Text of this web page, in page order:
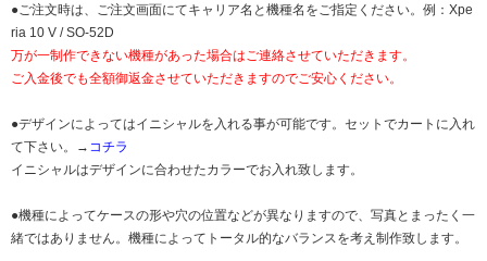
●ご注文時は、ご注文画面にてキャリア名と機種名をご指定ください。例：Xpe
ria 10 V / SO-52D
万が一制作できない機種があった場合はご連絡させていただきます。
ご入金後でも全額御返金させていただきますのでご安心ください。
●デザインによってはイニシャルを入れる事が可能です。セットでカートに入れ
て下さい。→ コチラ
イニシャルはデザインに合わせたカラーでお入れ致します。
●機種によってケースの形や穴の位置などが異なりますので、写真とまったく一
緒ではありません。機種によってトータル的なバランスを考え制作致します。